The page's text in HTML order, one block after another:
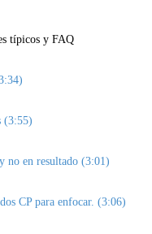
típicos y FAQ
(3:55)
no en resultado (3:01)
CP para enfocar. (3:06)